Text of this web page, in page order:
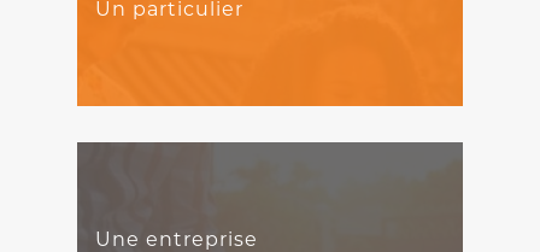
Un particulier
Une entreprise